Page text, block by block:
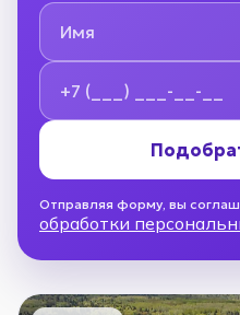
Имя
Номер телефона
Отправляя форму, вы
обработки